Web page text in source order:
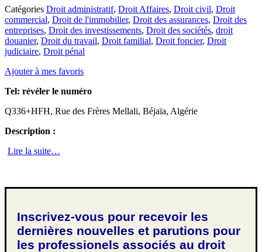
Catégories Droit administratif, Droit Affaires, Droit civil, Droit
commercial, Droit de l'immobilier, Droit des assurances, Droit des
entreprises, Droit des investissements, Droit des sociétés, droit
douanier, Droit du travail, Droit familial, Droit foncier, Droit
judiciaire, Droit pénal
Ajouter à mes favoris
Tel: révéler le numéro
Q336+HFH, Rue des Frères Mellali, Béjaïa, Algérie
Description :
Lire la suite…
Inscrivez-vous pour recevoir les
dernières nouvelles et parutions pour
les professionels associés au droit